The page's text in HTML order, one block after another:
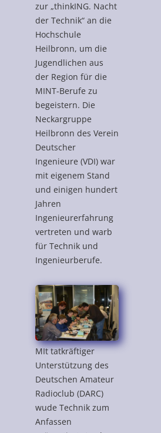
zur „thinkING. Nacht
der Technik“ an die
Hochschule
Heilbronn, um die
Jugendlichen aus
der Region für die
MINT-Berufe zu
begeistern. Die
Neckargruppe
Heilbronn des Verein
Deutscher
Ingenieure (VDI) war
mit eigenem Stand
und einigen hundert
Jahren
Ingenieurerfahrung
vertreten und warb
für Technik und
Ingenieurberufe.
MIt tatkräftiger
Unterstützung des
Deutschen Amateur
Radioclub (DARC)
wude Technik zum
Anfassen